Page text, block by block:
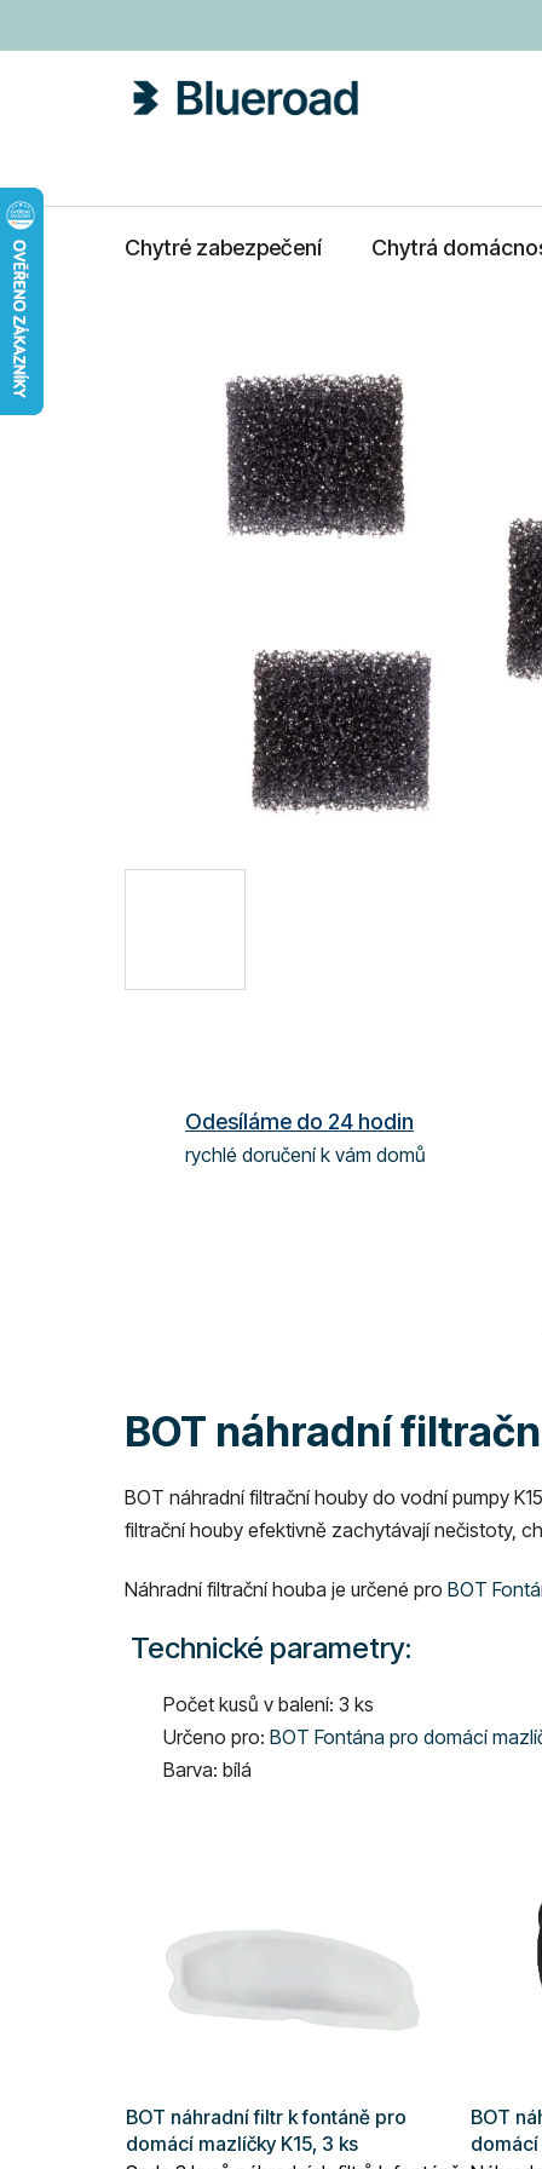
Chytré zabezpečení Chytrá
Odesíláme do 24 hodin
rychlé doručení k vám domů
BOT náhradní
BOT náhradní filtrační houby do vodní pumpy
filtrační houby efektivně zachytávají nečistoty,
Náhradní filtrační houba je určené pro BOT
Technické parametry:
Počet kusů v balení: 3 ks
Určeno pro: BOT Fontána pro domácí
Barva: bílá
BOT náhradní filtr k fontáně pro
domácí mazlíčky K15, 3 ks
BOT